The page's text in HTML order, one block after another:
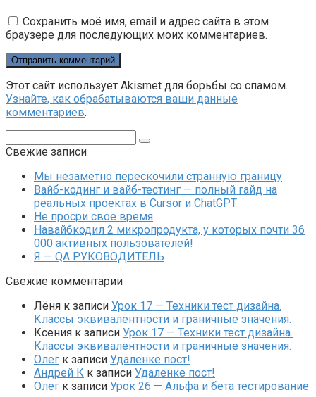
Сохранить моё имя, email и адрес сайта в этом
браузере для последующих моих комментариев.
Этот сайт использует Akismet для борьбы со спамом.
Узнайте, как обрабатываются ваши данные
комментариев.
Свежие записи
Мы незаметно перескочили странную границу
Вайб-кодинг и вайб-тестинг — полный гайд на
реальных проектах в Cursor и ChatGPT
Не просри свое время
Навайбкодил 2 микропродукта, у которых почти 36
000 активных пользователей!
Я — QA РУКОВОДИТЕЛЬ
Свежие комментарии
Лёня к записи Урок 17 — Техники тест дизайна.
Классы эквивалентности и граничные значения.
Ксения к записи Урок 17 — Техники тест дизайна.
Классы эквивалентности и граничные значения.
Олег к записи Удаленке пост!
Андрей К к записи Удаленке пост!
Олег к записи Урок 26 — Альфа и бета тестирование